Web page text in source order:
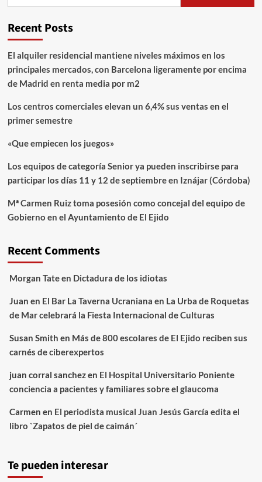
Recent Posts
El alquiler residencial mantiene niveles máximos en los
principales mercados, con Barcelona ligeramente por encima
de Madrid en renta media por m2
Los centros comerciales elevan un 6,4% sus ventas en el
primer semestre
«Que empiecen los juegos»
Los equipos de categoría Senior ya pueden inscribirse para
participar los días 11 y 12 de septiembre en Iznájar (Córdoba)
Mª Carmen Ruiz toma posesión como concejal del equipo de
Gobierno en el Ayuntamiento de El Ejido
Recent Comments
Morgan Tateen Dictadura de los idiotas
Juan en El Bar La Taverna Ucraniana en La Urba de Roquetas
de Mar celebrará la Fiesta Internacional de Culturas
Susan Smith en Más de 800 escolares de El Ejido reciben sus
carnés de ciberexpertos
juan corral sanchezen El Hospital Universitario Poniente
conciencia a pacientes y familiares sobre el glaucoma
Carmen en El periodista musical Juan Jesús García edita el
libro `Zapatos de piel de caimán´
Te pueden interesar